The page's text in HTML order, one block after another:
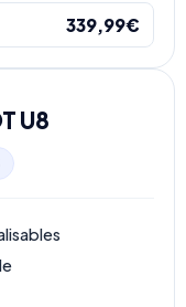
339,99€
U8